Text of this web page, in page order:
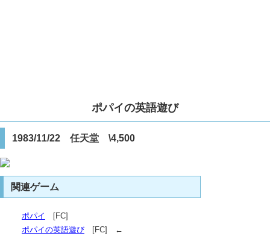
ポパイの英語遊び
1983/11/22 任天堂 \4,500
関連ゲーム
ポパイ
[FC]
ポパイの英語遊び [FC] ←